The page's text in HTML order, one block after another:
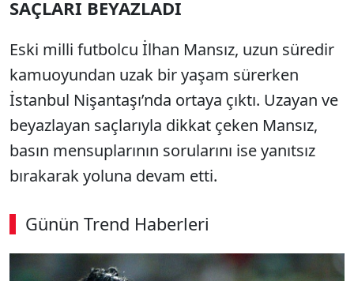
SAÇLARI BEYAZLADI
Eski milli futbolcu İlhan Mansız, uzun süredir
kamuoyundan uzak bir yaşam sürerken
İstanbul Nişantaşı’nda ortaya çıktı. Uzayan ve
beyazlayan saçlarıyla dikkat çeken Mansız,
basın mensuplarının sorularını ise yanıtsız
bırakarak yoluna devam etti.
Günün Trend Haberleri